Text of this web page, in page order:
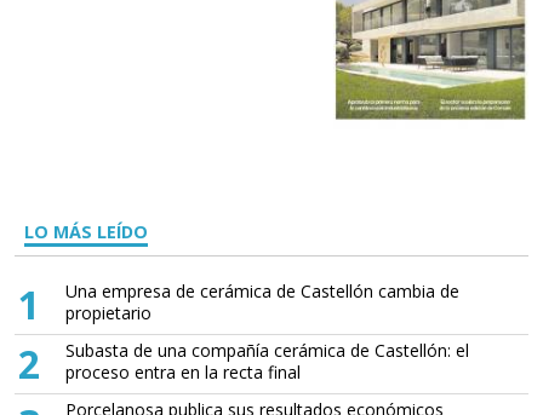
LO MÁS LEÍDO
1
Una empresa de cerámica de Castellón cambia de
propietario
2
Subasta de una compañía cerámica de Castellón: el
proceso entra en la recta final
Porcelanosa publica sus resultados económicos